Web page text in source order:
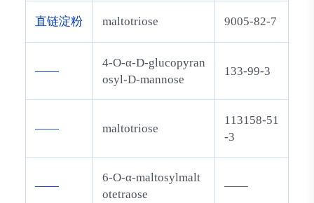
直链淀粉 maltotriose 9005-82-7
——
4-O-α-D-glucopyran
osyl-D-mannose
133-99-3
—— maltotriose
113158-51
-3
——
6-O-α-maltosylmalt
otetraose
——